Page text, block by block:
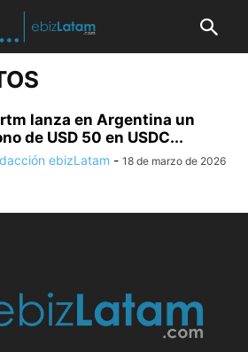
lanza en Argentina un
de USD 50 en USDC...
ebizLatam - 18 de marzo de 2026